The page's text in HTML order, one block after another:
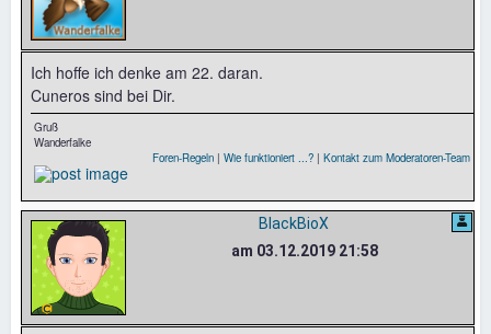
Ich hoffe ich denke am 22. daran.
Cuneros sind bei Dir.
Gruß
Wanderfalke
Foren-Regeln | Wie funktioniert ...? | Kontakt zum Moderatoren-Team
BlackBioX
am 03.12.2019 21:58